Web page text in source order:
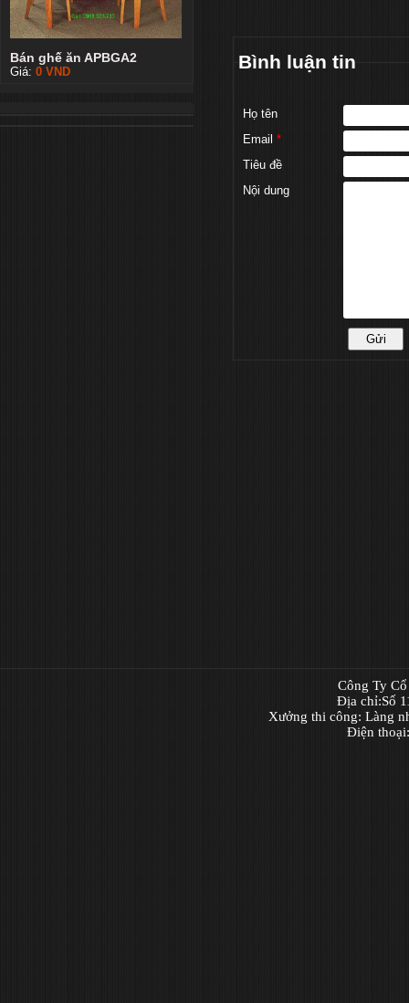
Bán ghế ăn APBGA2
Giá: 0 VND Bình luận tin
Họ tên
Email *
Tiêu đề
Nội dung
Công Ty
Địa chỉ:Số
Xưởng thi công: Làng
Điện